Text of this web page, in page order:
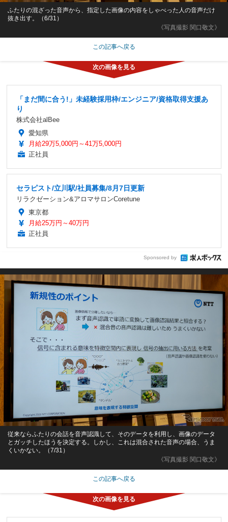
《写真撮影 関口敬文》
ふたりの混ざった音声から、指定した画像の内容をしゃべった人の音声だけ
抜き出す。（6/31）
この記事へ戻る
「まだ間に合う!」未経験採用枠/エンジニア/資格取得支援あ
り
株式会社alBee
愛知県
月給29万5,000円～41万5,000円
正社員
セラピスト/立川駅/社員募集/8月7日更新
リラクゼーション&アロマサロンCoretune
東京都
月給25万円～40万円
正社員
Sponsored by
《写真撮影 関口敬文》
従来ならふたりの会話を音声認識して、そのデータを利用し、画像のデータ
とガッチしたほうを決定する。しかし、これは混合された音声の場合、うま
くいかない。（7/31）
この記事へ戻る